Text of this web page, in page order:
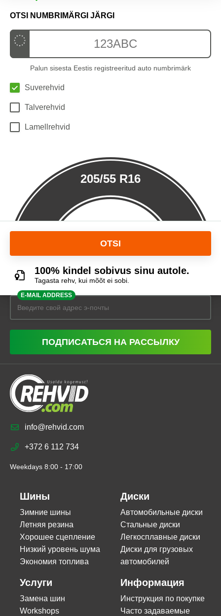
OTSI NUMBRIMÄRGI JÄRGI
Palun sisesta Eestis registreeritud auto numbrimärk
Suverehvid
Talverehvid
Lamellrehvid
205/55 R16
OTSI
100% kindel sobivus sinu autole.
Tagasta rehv, kui mõõt ei sobi.
E-MAIL ADDRESS
ПОДПИСАТЬСЯ НА РАССЫЛКУ
info@rehvid.com
+372 6 112 734
Weekdays 8:00 - 17:00
Шины
Зимние шины
Летняя резина
Хорошее сцепление
Низкий уровень шума
Экономия топлива
Диски
Автомобильные диски
Стальные диски
Легкосплавные диски
Диски для грузовых
автомобилей
Услуги
Замена шин
Workshops
Информация
Инструкция по покупке
Часто задаваемые